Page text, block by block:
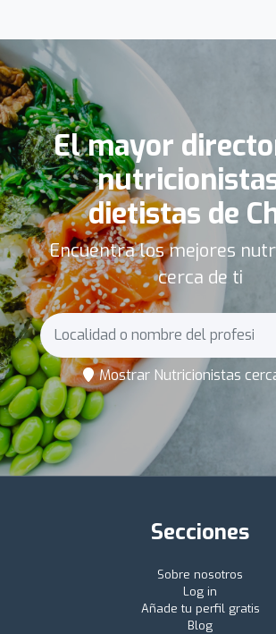
El mayor
dietistas de
Encuentra los mejores
cerca de ti
Mostrar Nutricionistas
Secciones
Sobre nosotros
Log in
Añade tu perfil gratis
Blog